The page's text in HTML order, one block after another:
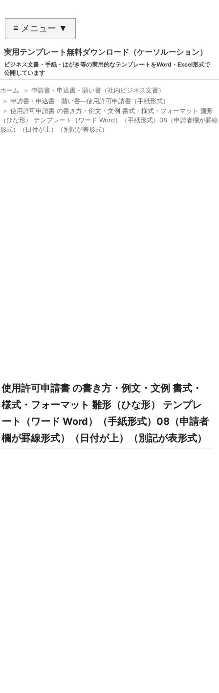
≡ メニュー ▼
実用テンプレート無料ダウンロード（ケーソルーション）
ビジネス文書・手紙・はがき等の実用的なテンプレートをWord・Excel形式で
公開しています
ホーム ＞ 申請書・申込書・願い書（社内ビジネス文書）
＞ 申請書・申込書・願い書―使用許可申請書（手紙形式）
＞ 使用許可申請書 の書き方・例文・文例 書式・様式・フォーマット 雛形
（ひな形） テンプレート（ワード Word）（手紙形式）08（申請者欄が罫線
形式）（日付が上）（別記が表形式）
使用許可申請書 の書き方・例文・文例 書式・
様式・フォーマット 雛形（ひな形） テンプレ
ート（ワード Word）（手紙形式）08（申請者
欄が罫線形式）（日付が上）（別記が表形式）